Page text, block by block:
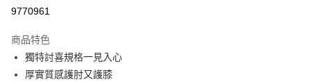
上海商業儲蓄銀行
臺灣中小企業銀行
匯豐（台灣）商業銀行
聯邦商業銀行
Apple Pay
街口支付
悠遊付
9770961
商品特色
獨特討喜規格一見入心
厚實質感護肘又護膝